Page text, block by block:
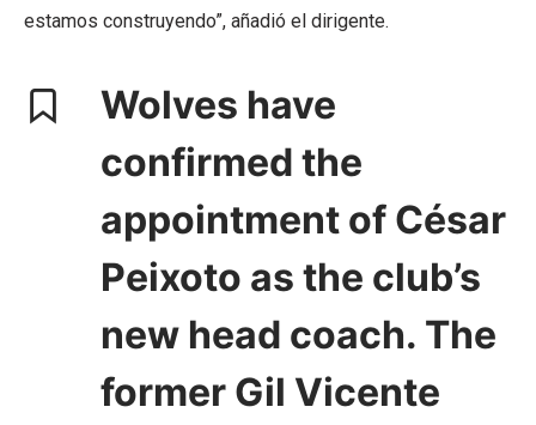
estamos construyendo”, añadió el dirigente.
Wolves have
confirmed the
appointment of César
Peixoto as the club’s
new head coach. The
former Gil Vicente